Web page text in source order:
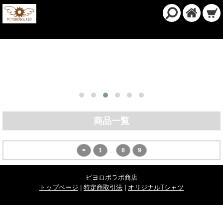
商品一覧
< 1 ... 8 9
ピヨロボラボ商店
トップページ
特定商取引法 オリジナルTシャツ